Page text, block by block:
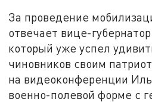
За проведение
отвечает вице-
который уже успел
чиновников своим
на видеоконференции
военно-полевой форме с